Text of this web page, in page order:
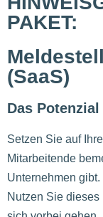
PAKET:
(SaaS)
Das
Setzen Sie auf
Mitarbeitende
Unternehmen
Nutzen Sie